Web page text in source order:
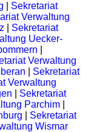
Sekretariat
Verwaltung
Sekretariat
Uecker-
Verwaltung
Sekretariat
Verwaltung
Sekretariat
Parchim
Sekretariat
Wismar